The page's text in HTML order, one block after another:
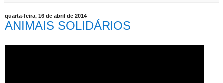
quarta-feira, 16 de abril de 2014
ANIMAIS SOLIDÁRIOS